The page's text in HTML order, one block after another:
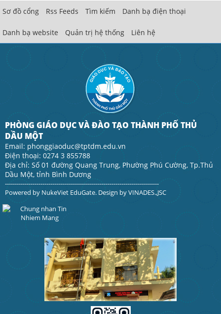
Sơ đồ cổng Rss Feeds Tìm kiếm Danh bạ điện thoại
Danh bạ website Quản trị hệ thống Liên hệ
PHÒNG GIÁO DỤC VÀ ĐÀO TẠO THÀNH PHỐ THỦ
DẦU MỘT
Email: phonggiaoduc@tptdm.edu.vn
Điện thoại: 0274 3 855788
Địa chỉ: Số 01 đường Quang Trung, Phường Phú Cường, Tp.Thủ
Dầu Một, tỉnh Bình Dương
------------------------------------------------------------------------------
Powered by NukeViet EduGate. Design byVINADES.,JSC